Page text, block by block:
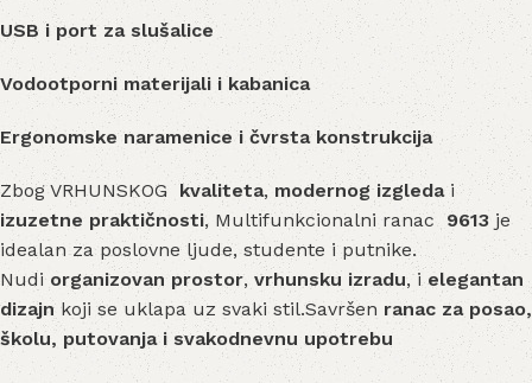
USB i port za slušalice
Vodootporni materijali i kabanica
Ergonomske naramenice i čvrsta konstrukcija
Zbog VRHUNSKOG kvaliteta, modernog izgledai
izuzetne praktičnosti, Multifunkcionalni ranac 9613 je
idealan za poslovne ljude, studente i putnike.
Nudi organizovan prostor, vrhunsku izradu, ielegantan
dizajnkoji se uklapa uz svaki stil.Savršen ranac za posao,
školu, putovanja i svakodnevnu upotrebu